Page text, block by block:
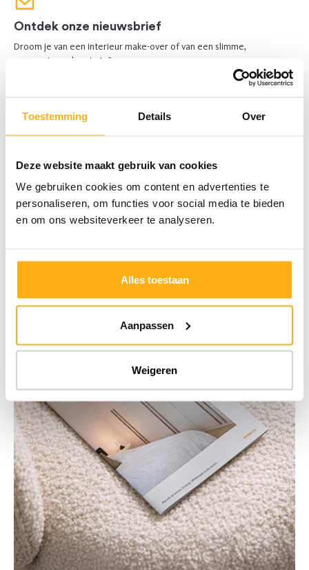
Toestemming Details Over
Deze website maakt gebruik van cookies
We gebruiken cookies om content en advertenties te
personaliseren, om functies voor social media te bieden
en om ons websiteverkeer te analyseren.
Alles toestaan
Aanpassen
Weigeren
Ontdek onze nieuwsbrief
Droom je van een interieur make-over of van een slimme,
georganiseerde ruimte?
Abonneer je en ontvang inspiratie op maat én praktische tips om je
Schrijf je in voor de nieuwsbrief